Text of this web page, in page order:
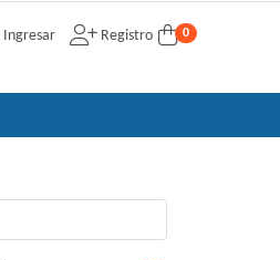
Ingresar Registro 0